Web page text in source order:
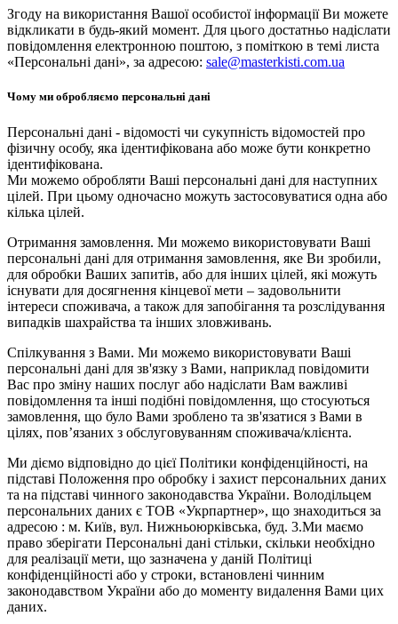
Згоду на використання Вашої особистої інформації Ви можете
відкликати в будь-який момент. Для цього достатньо надіслати
повідомлення електронною поштою, з поміткою в темі листа
«Персональні дані», за адресою: sale@masterkisti.com.ua
Чому ми обробляємо персональні дані
Персональні дані - відомості чи сукупність відомостей про
фізичну особу, яка ідентифікована або може бути конкретно
ідентифікована.
Ми можемо обробляти Ваші персональні дані для наступних
цілей. При цьому одночасно можуть застосовуватися одна або
кілька цілей.
Отримання замовлення. Ми можемо використовувати Ваші
персональні дані для отримання замовлення, яке Ви зробили,
для обробки Ваших запитів, або для інших цілей, які можуть
існувати для досягнення кінцевої мети – задовольнити
інтереси споживача, а також для запобігання та розслідування
випадків шахрайства та інших зловживань.
Спілкування з Вами. Ми можемо використовувати Ваші
персональні дані для зв'язку з Вами, наприклад повідомити
Вас про зміну наших послуг або надіслати Вам важливі
повідомлення та інші подібні повідомлення, що стосуються
замовлення, що було Вами зроблено та зв'язатися з Вами в
цілях, пов’язаних з обслуговуванням споживача/клієнта.
Ми діємо відповідно до цієї Політики конфіденційності, на
підставі Положення про обробку і захист персональних даних
та на підставі чинного законодавства України. Володільцем
персональних даних є ТОВ «Укрпартнер», що знаходиться за
адресою : м. Київ, вул. Нижньоюркiвська, буд. 3.Ми маємо
право зберігати Персональні дані стільки, скільки необхідно
для реалізації мети, що зазначена у даній Політиці
конфіденційності або у строки, встановлені чинним
законодавством України або до моменту видалення Вами цих
даних.